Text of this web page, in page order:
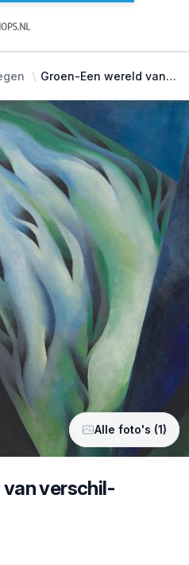
Groen-Een wereld van verschil-Schilderen
Alle foto's (1)
van verschil-